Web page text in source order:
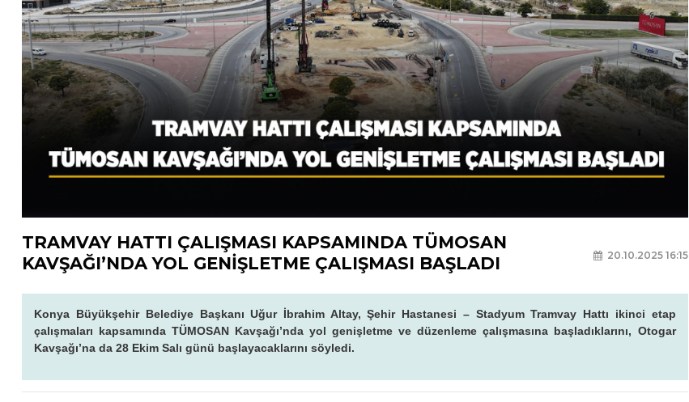
TRAMVAY HATTI ÇALIŞMASI KAPSAMINDA TÜMOSAN
KAVŞAĞI’NDA YOL GENİŞLETME ÇALIŞMASI BAŞLADI
20.10.2025 16:15
Konya Büyükşehir Belediye Başkanı Uğur İbrahim Altay, Şehir Hastanesi – Stadyum Tramvay Hattı ikinci etap
çalışmaları kapsamında TÜMOSAN Kavşağı’nda yol genişletme ve düzenleme çalışmasına başladıklarını, Otogar
Kavşağı’na da 28 Ekim Salı günü başlayacaklarını söyledi.